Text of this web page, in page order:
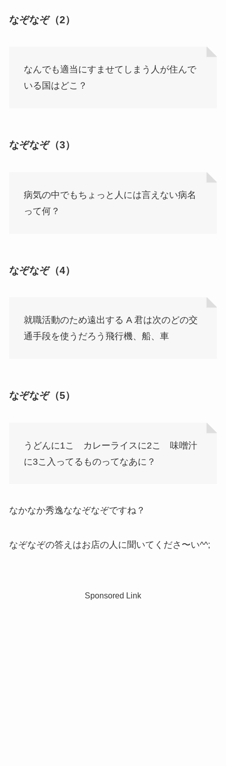
なぞなぞ（2）
なんでも適当にすませてしまう人が住んで
いる国はどこ？
なぞなぞ（3）
病気の中でもちょっと人には言えない病名
って何？
なぞなぞ（4）
就職活動のため遠出する A 君は次のどの交
通手段を使うだろう飛行機、船、車
なぞなぞ（5）
うどんに1こ カレーライスに2こ 味噌汁
に3こ入ってるものってなあに？
なかなか秀逸ななぞなぞですね？
なぞなぞの答えはお店の人に聞いてくださ〜い^^;
Sponsored Link